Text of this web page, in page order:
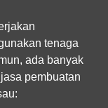
tenaga
ada banyak
jasa pembuatan
: